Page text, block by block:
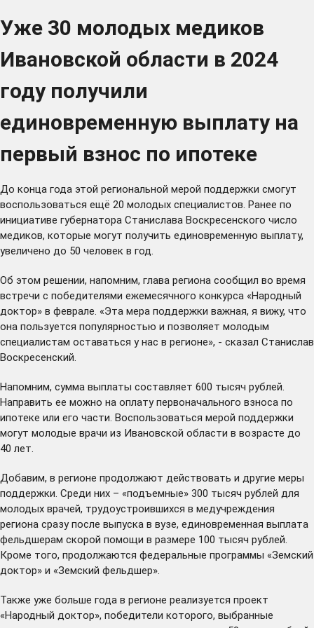
Уже 30 молодых медиков
Ивановской области в 2024
году получили
единовременную выплату на
первый взнос по ипотеке
До конца года этой региональной мерой поддержки смогут
воспользоваться ещё 20 молодых специалистов. Ранее по
инициативе губернатора Станислава Воскресенского число
медиков, которые могут получить единовременную выплату,
увеличено до 50 человек в год.
Об этом решении, напомним, глава региона сообщил во время
встречи с победителями ежемесячного конкурса «Народный
доктор» в феврале. «Эта мера поддержки важная, я вижу, что
она пользуется популярностью и позволяет молодым
специалистам оставаться у нас в регионе», - сказал Станислав
Воскресенский.
Напомним, сумма выплаты составляет 600 тысяч рублей.
Направить ее можно на оплату первоначального взноса по
ипотеке или его части. Воспользоваться мерой поддержки
могут молодые врачи из Ивановской области в возрасте до
40 лет.
Добавим, в регионе продолжают действовать и другие меры
поддержки. Среди них – «подъемные» 300 тысяч рублей для
молодых врачей, трудоустроившихся в медучреждения
региона сразу после выпуска в вузе, единовременная выплата
фельдшерам скорой помощи в размере 100 тысяч рублей.
Кроме того, продолжаются федеральные программы «Земский
доктор» и «Земский фельдшер».
Также уже больше года в регионе реализуется проект
«Народный доктор», победители которого, выбранные